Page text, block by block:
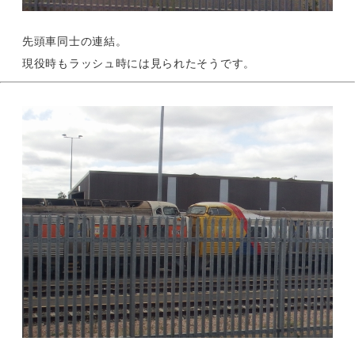
先頭車同士の連結。
現役時もラッシュ時には見られたそうです。